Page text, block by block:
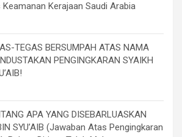
Kerajaan Saudi Arabia
TEGAS BERSUMPAH ATAS NAMA
PENGINGKARAN SYAIKH
APA YANG DISEBARLUASKAN
SYU’AIB (Jawaban Atas Pengingkaran